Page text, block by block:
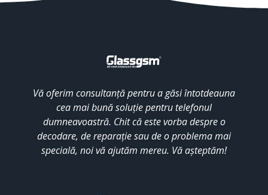
Vă oferim consultanță pentru a găsi întotdeauna
cea mai bună soluție pentru telefonul
dumneavoastră. Chit că este vorba despre o
decodare, de reparație sau de o problema mai
specială, noi vă ajutăm mereu. Vă așteptăm!